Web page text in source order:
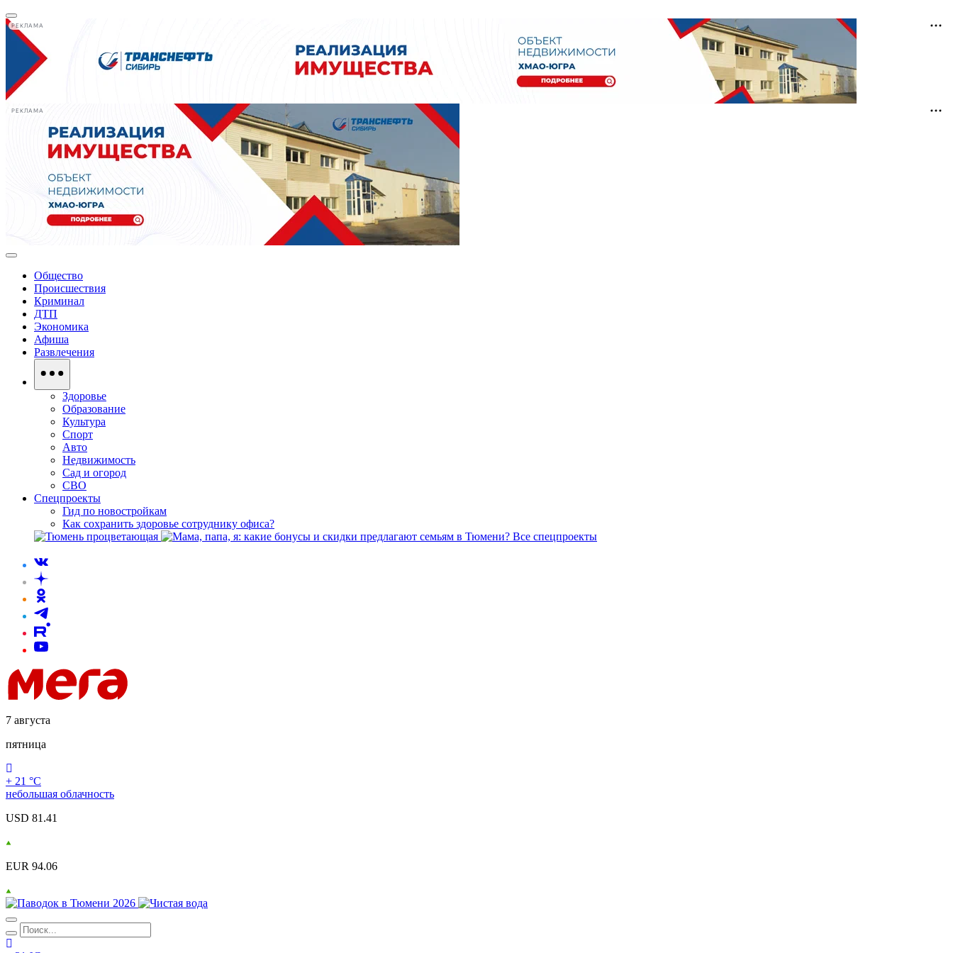
РЕКЛАМА
РЕКЛАМА
Общество
Происшествия
Криминал
ДТП
Экономика
Афиша
Развлечения
Здоровье
Образование
Культура
Спорт
Авто
Недвижимость
Сад и огород
СВО
Спецпроекты
Гид по новостройкам
Как сохранить здоровье сотруднику офиса?
Все спецпроекты
7 августа
пятница
+ 21 °С
небольшая облачность
USD 81.41
EUR 94.06